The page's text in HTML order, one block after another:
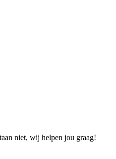
niet, wij helpen jou graag!